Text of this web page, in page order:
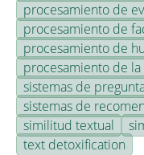
procesamiento de
procesamiento de
procesamiento de
procesamiento de la
sistemas de
sistemas de
similitud textual
text detoxification